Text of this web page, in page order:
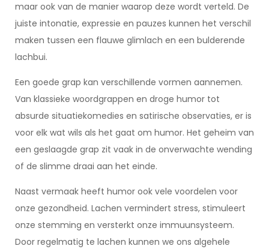
maar ook van de manier waarop deze wordt verteld. De
juiste intonatie, expressie en pauzes kunnen het verschil
maken tussen een flauwe glimlach en een bulderende
lachbui.
Een goede grap kan verschillende vormen aannemen.
Van klassieke woordgrappen en droge humor tot
absurde situatiekomedies en satirische observaties, er is
voor elk wat wils als het gaat om humor. Het geheim van
een geslaagde grap zit vaak in de onverwachte wending
of de slimme draai aan het einde.
Naast vermaak heeft humor ook vele voordelen voor
onze gezondheid. Lachen vermindert stress, stimuleert
onze stemming en versterkt onze immuunsysteem.
Door regelmatig te lachen kunnen we ons algehele